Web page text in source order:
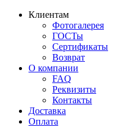
Клиентам
Фотогалерея
ГОСТы
Сертификаты
Возврат
О компании
FAQ
Реквизиты
Контакты
Доставка
Оплата